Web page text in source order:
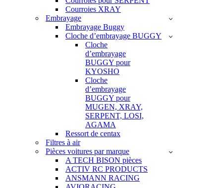
Courroies XRAY
Embrayage
Embrayage Buggy
Cloche d’embrayage BUGGY
Cloche
d’embrayage
BUGGY pour
KYOSHO
Cloche
d’embrayage
BUGGY pour
MUGEN, XRAY,
SERPENT, LOSI,
AGAMA
Ressort de centax
Filtres à air
Pièces voitures par marque
A TECH BISON pièces
ACTIV RC PRODUCTS
ANSMANN RACING